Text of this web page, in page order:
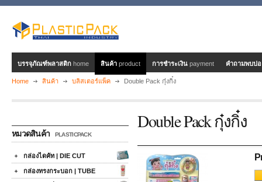
บรรจุภัณฑ์พลาสติก home สินค้า product การชำระเงิน payment คำถามพบบ่
Home สินค้า บลิสเตอร์แพ็ค Double Pack กุ๋งกิ๋ง
หมวดสินค้า PLASTICPACK
กล่องไดคัท | DIE CUT
กล่องทรงกระบอก | TUBE
Double Pack กุ๋งกิ๋ง